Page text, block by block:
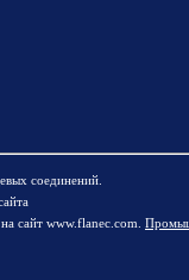
соединений.
сайт www.flanec.com.